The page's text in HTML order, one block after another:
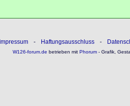
Impressum - Haftungsausschluss -
W126-forum.de betrieben mitPhorum- Grafik,